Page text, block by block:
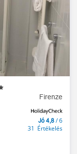
Firenze
Jó 4,8 / 6
31 Értékelés